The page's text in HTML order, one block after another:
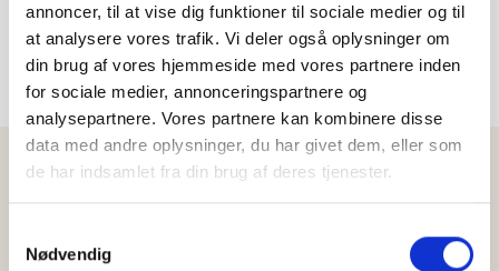
annoncer, til at vise dig funktioner til sociale medier og til
at analysere vores trafik. Vi deler også oplysninger om
din brug af vores hjemmeside med vores partnere inden
for sociale medier, annonceringspartnere og
analysepartnere. Vores partnere kan kombinere disse
data med andre oplysninger, du har givet dem, eller som
de har indsamlet fra din brug af deres tjenester.
Nødvendig